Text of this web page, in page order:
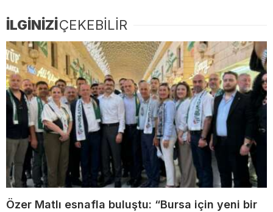
İLGİNİZİÇEKEBİLİR
Özer Matlı esnafla buluştu: “Bursa için yeni bir